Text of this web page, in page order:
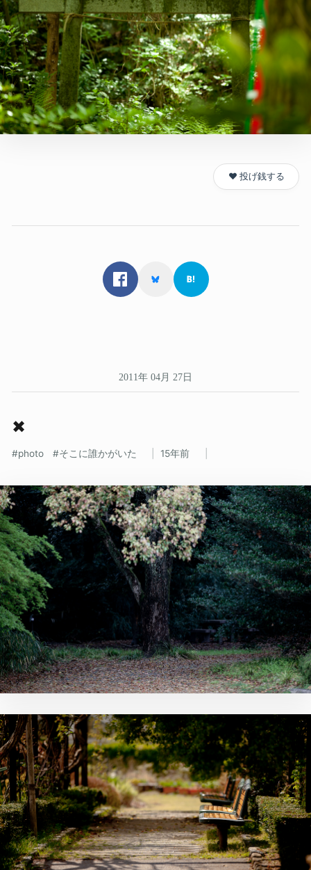
❤️ 投げ銭する
2011年 04月 27日
✖
photo そこに誰かがいた 15年前